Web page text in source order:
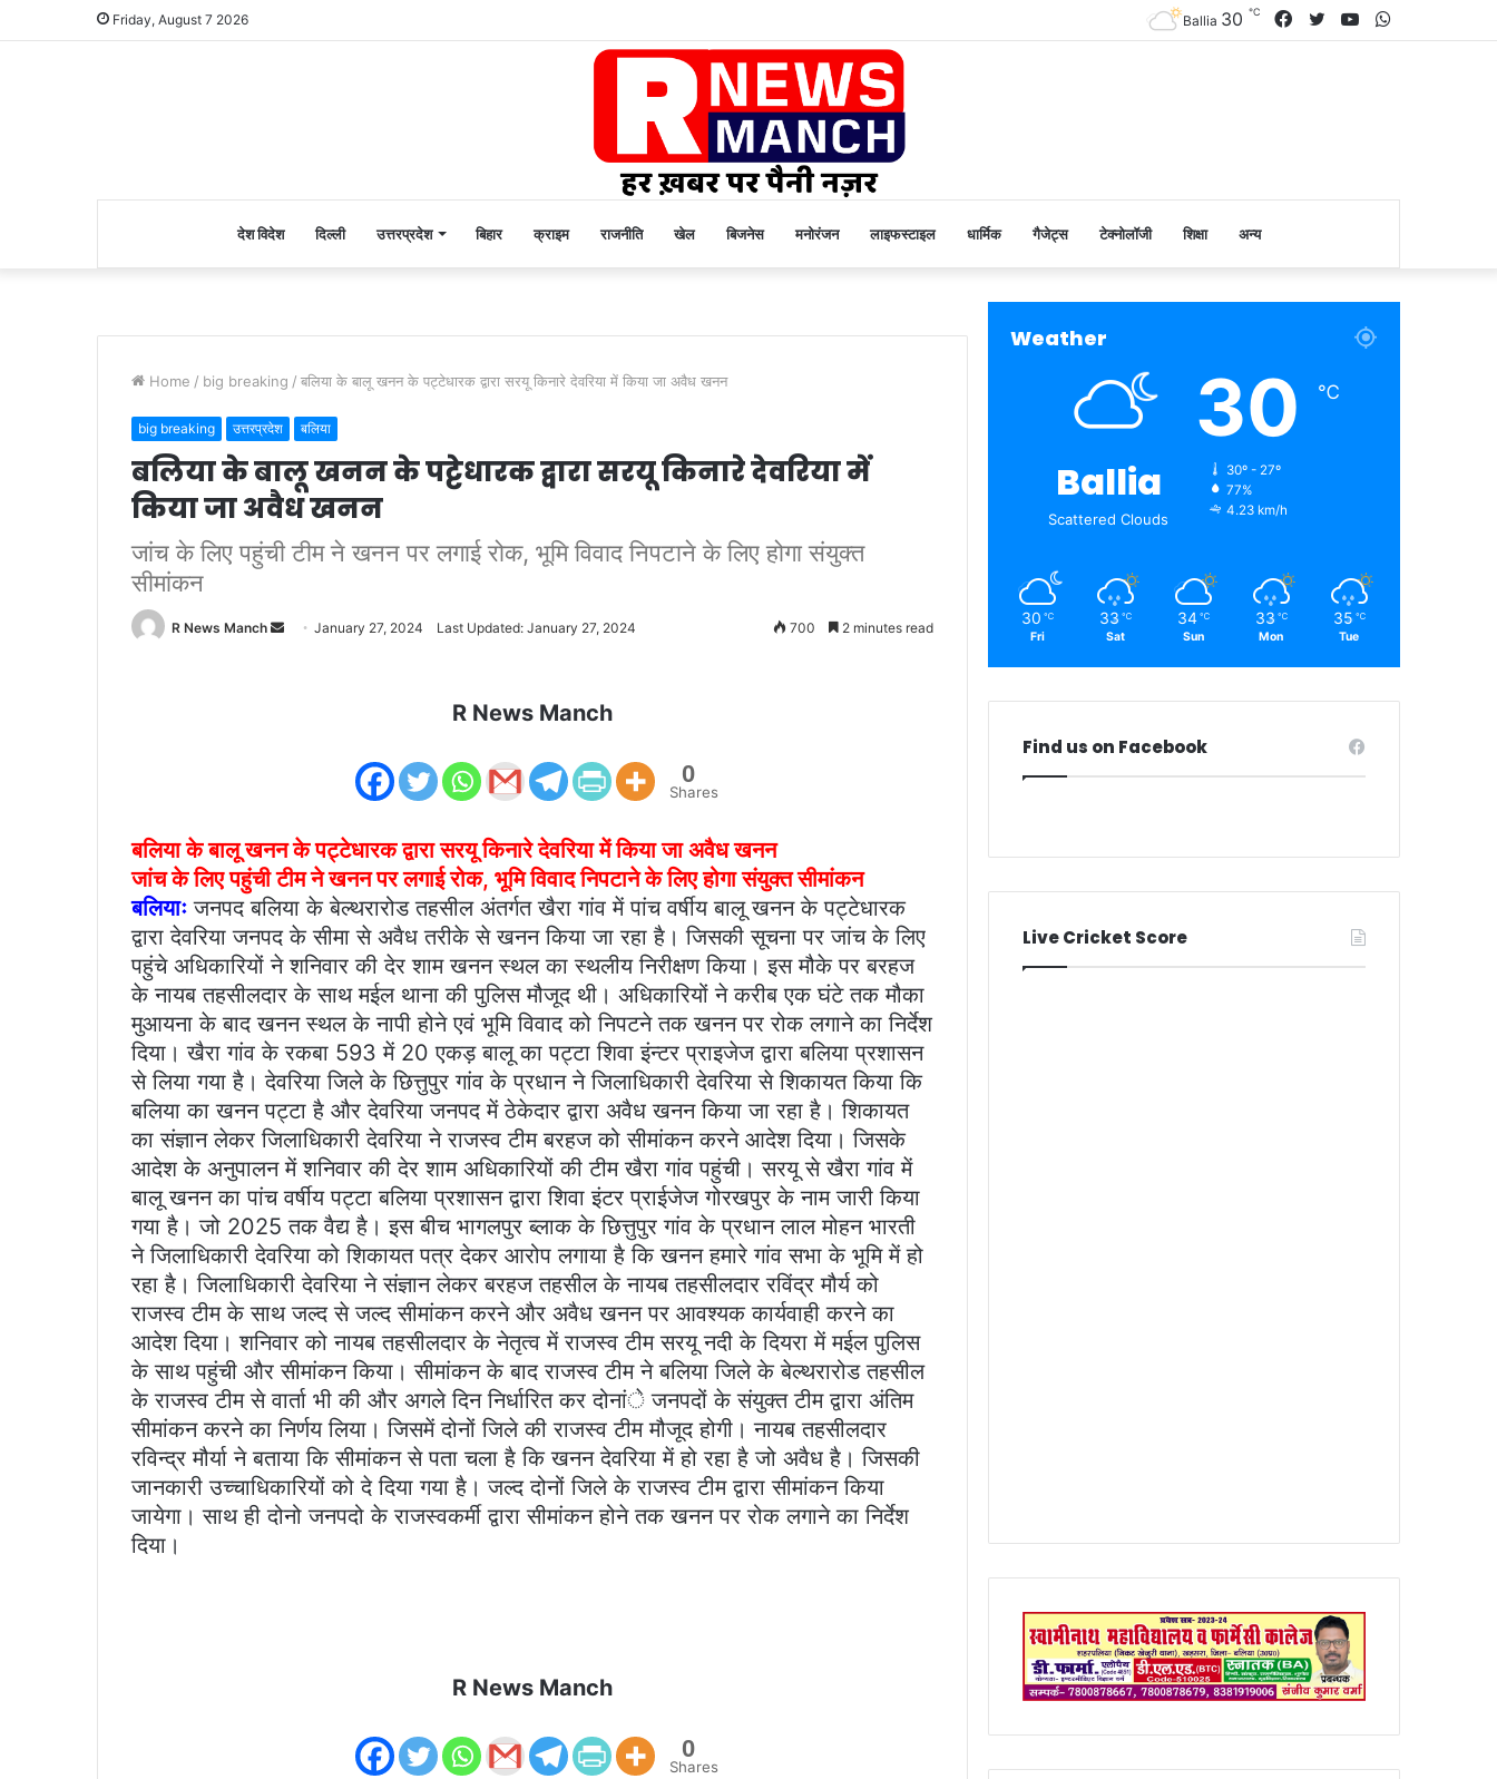
Friday, August 7 2026 YouTube
Twitter
Facebook
Ballia 30 ℃
देश विदेश दिल्ली उत्तरप्रदेश बिहार क्राइम राजनीति खेल बिजनेस मनोरंजन लाइफस्टाइल धार्मिक गैजेट्स टेक्नोलॉजी शिक्षा अन्य
Home / big breaking / बलिया के बालू खनन के पट्टेधारक द्वारा सरयू किनारे देवरिया में किया जा अवैध खनन
big breaking उत्तरप्रदेश बलिया
बलिया के बालू खनन के पट्टेधारक द्वारा सरयू किनारे देवरिया में
किया जा अवैध खनन
जांच के लिए पहुंची टीम ने खनन पर लगाई रोक, भूमि विवाद निपटाने के लिए होगा संयुक्त
सीमांकन
R News Manch
Send January 27, 2024 Last Updated: January 27, 2024 700 2 minutes read
R News Manch
0
Shares
बलिया के बालू खनन के पट्टेधारक द्वारा सरयू किनारे देवरिया में किया जा अवैध खनन
जांच के लिए पहुंची टीम ने खनन पर लगाई रोक, भूमि विवाद निपटाने के लिए होगा संयुक्त सीमांकन
बलियाः जनपद बलिया के बेल्थरारोड तहसील अंतर्गत खैरा गांव में पांच वर्षीय बालू खनन के पट्टेधारक
द्वारा देवरिया जनपद के सीमा से अवैध तरीके से खनन किया जा रहा है। जिसकी सूचना पर जांच के लिए
पहुंचे अधिकारियों ने शनिवार की देर शाम खनन स्थल का स्थलीय निरीक्षण किया। इस मौके पर बरहज
के नायब तहसीलदार के साथ मईल थाना की पुलिस मौजूद थी। अधिकारियों ने करीब एक घंटे तक मौका
मुआयना के बाद खनन स्थल के नापी होने एवं भूमि विवाद को निपटने तक खनन पर रोक लगाने का निर्देश
दिया। खैरा गांव के रकबा 593 में 20 एकड़ बालू का पट्टा शिवा इंन्टर प्राइजेज द्वारा बलिया प्रशासन
से लिया गया है। देवरिया जिले के छित्तुपुर गांव के प्रधान ने जिलाधिकारी देवरिया से शिकायत किया कि
बलिया का खनन पट्टा है और देवरिया जनपद में ठेकेदार द्वारा अवैध खनन किया जा रहा है। शिकायत
का संज्ञान लेकर जिलाधिकारी देवरिया ने राजस्व टीम बरहज को सीमांकन करने आदेश दिया। जिसके
आदेश के अनुपालन में शनिवार की देर शाम अधिकारियों की टीम खैरा गांव पहुंची। सरयू से खैरा गांव में
बालू खनन का पांच वर्षीय पट्टा बलिया प्रशासन द्वारा शिवा इंटर प्राईजेज गोरखपुर के नाम जारी किया
गया है। जो 2025 तक वैद्य है। इस बीच भागलपुर ब्लाक के छित्तुपुर गांव के प्रधान लाल मोहन भारती
ने जिलाधिकारी देवरिया को शिकायत पत्र देकर आरोप लगाया है कि खनन हमारे गांव सभा के भूमि में हो
रहा है। जिलाधिकारी देवरिया ने संज्ञान लेकर बरहज तहसील के नायब तहसीलदार रविंद्र मौर्य को
राजस्व टीम के साथ जल्द से जल्द सीमांकन करने और अवैध खनन पर आवश्यक कार्यवाही करने का
आदेश दिया। शनिवार को नायब तहसीलदार के नेतृत्व में राजस्व टीम सरयू नदी के दियरा में मईल पुलिस
के साथ पहुंची और सीमांकन किया। सीमांकन के बाद राजस्व टीम ने बलिया जिले के बेल्थरारोड तहसील
के राजस्व टीम से वार्ता भी की और अगले दिन निर्धारित कर दोनांे जनपदों के संयुक्त टीम द्वारा अंतिम
सीमांकन करने का निर्णय लिया। जिसमें दोनों जिले की राजस्व टीम मौजूद होगी। नायब तहसीलदार
रविन्द्र मौर्या ने बताया कि सीमांकन से पता चला है कि खनन देवरिया में हो रहा है जो अवैध है। जिसकी
जानकारी उच्चाधिकारियों को दे दिया गया है। जल्द दोनों जिले के राजस्व टीम द्वारा सीमांकन किया
जायेगा। साथ ही दोनो जनपदो के राजस्वकर्मी द्वारा सीमांकन होने तक खनन पर रोक लगाने का निर्देश
दिया।
R News Manch
0
Shares
Weather
Ballia
Scattered Clouds
30 ℃
30º - 27º
77%
4.23 km/h
30 ℃
Fri
33 ℃
Sat
34 ℃
Sun
33 ℃
Mon
35 ℃
Tue
Find us on Facebook
Live Cricket Score